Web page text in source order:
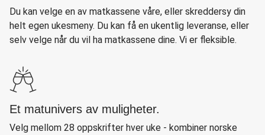
Du kan velge en av matkassene våre, eller skreddersy din
helt egen ukesmeny. Du kan få en ukentlig leveranse, eller
selv velge når du vil ha matkassene dine. Vi er fleksible.
Et matunivers av muligheter.
Velg mellom 28 oppskrifter hver uke - kombiner norske